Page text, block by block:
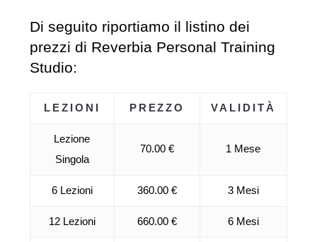
Di seguito riportiamo il listino dei
prezzi di Reverbia Personal Training
Studio:
LEZIONI PREZZO VALIDITÀ
Lezione
Singola
70.00 € 1 Mese
6 Lezioni 360.00 € 3 Mesi
12 Lezioni 660.00 € 6 Mesi